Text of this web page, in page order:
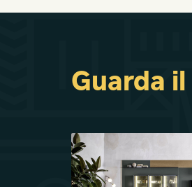
Guarda